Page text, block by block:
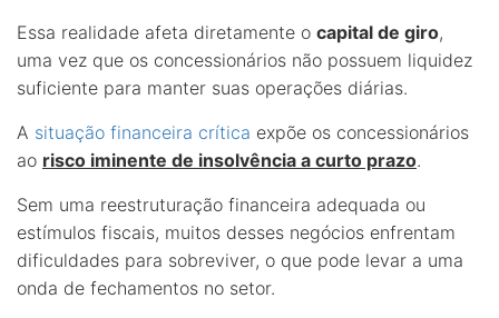
Essa realidade afeta diretamente o capital de giro,
uma vez que os concessionários não possuem liquidez
suficiente para manter suas operações diárias.
A situação financeira crítica expõe os concessionários
ao risco iminente de insolvência a curto prazo.
Sem uma reestruturação financeira adequada ou
estímulos fiscais, muitos desses negócios enfrentam
dificuldades para sobreviver, o que pode levar a uma
onda de fechamentos no setor.